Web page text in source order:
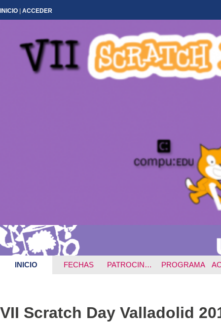
INICIO ACCEDER
INICIO FECHAS PATROCINADORES PROGRAMA
VII Scratch Day Valladolid